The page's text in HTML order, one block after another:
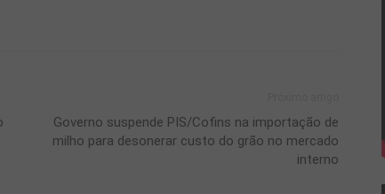
Governo suspende PIS/Cofins na importação de
milho para desonerar custo do grão no mercado
interno